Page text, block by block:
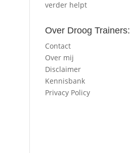
verder helpt
Over Droog Trainers:
Contact
Over mij
Disclaimer
Kennisbank
Privacy Policy